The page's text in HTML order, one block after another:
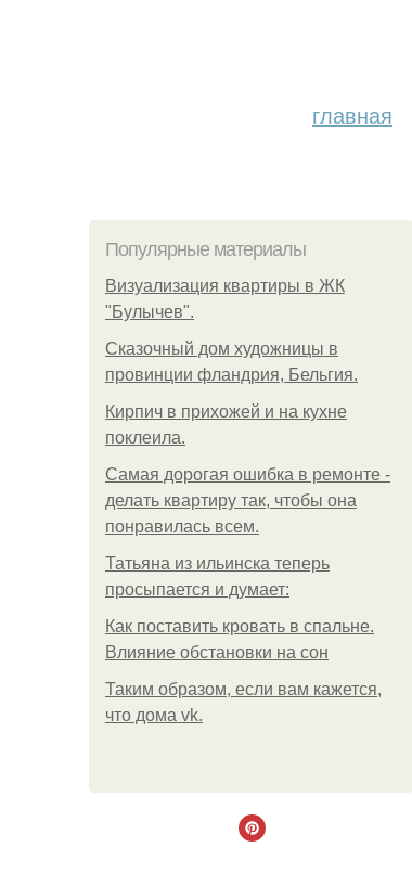
главная
Популярные материалы
Визуализация квартиры в ЖК
"Булычев".
Сказочный дом художницы в
провинции фландрия, Бельгия.
Кирпич в прихожей и на кухне
поклеила.
Самая дорогая ошибка в ремонте -
делать квартиру так, чтобы она
понравилась всем.
Татьяна из ильинска теперь
просыпается и думает:
Как поставить кровать в спальне.
Влияние обстановки на сон
Таким образом, если вам кажется,
что дома vk.